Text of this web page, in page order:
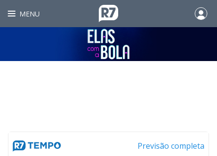
MENU
Previsão completa